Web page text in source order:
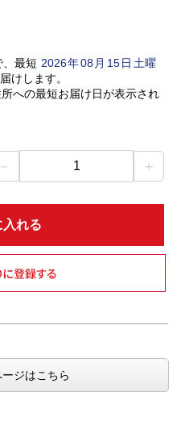
、最短 2026年08 月 15日土曜
けします。
への最短お届け日が表示され
－ 1 ＋
入れる
ジはこちら